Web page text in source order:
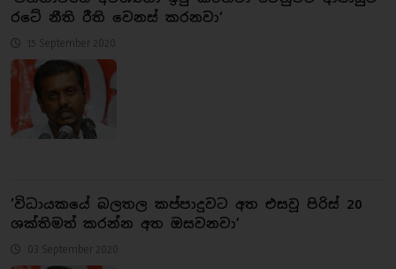
රටේ නීති රීති වෙනස් කරනවා‘
15 September 2020
’විධායකයේ බලතල කප්පාදුවට අත එසවූ පිරිස් 20
ශක්තිමත් කරන්න අත ඔසවනවා’
03 September 2020